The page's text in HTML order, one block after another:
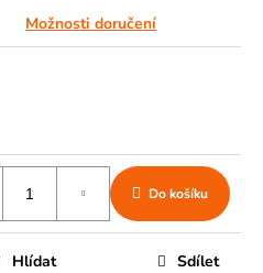
Možnosti doručení
Do košíku
Hlídat Sdílet